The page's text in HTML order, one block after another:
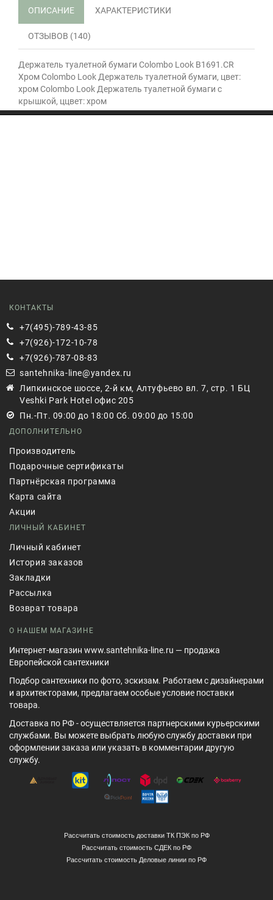
ОПИСАНИЕ ХАРАКТЕРИСТИКИ
ОТЗЫВОВ (140)
Держатель туалетной бумаги Colombo Look B1691.CR
Хром Colombo Look Держатель туалетной бумаги, цвет:
хром Colombo Look Держатель туалетной бумаги с
крышкой, ццвет: хром
КОНТАКТЫ
+7(495)-789-43-85
+7(926)-172-10-78
+7(926)-787-08-83
santehnika-line@yandex.ru
Липкинское шоссе, 2-й км, Алтуфьево вл. 7, стр. 1 БЦ
Veshki Park Hotel офис 205
Пн.-Пт. 09:00 до 18:00 Сб. 09:00 до 15:00
ДОПОЛНИТЕЛЬНО
Производитель
Подарочные сертификаты
Партнёрская программа
Карта сайта
Акции
ЛИЧНЫЙ КАБИНЕТ
Личный кабинет
История заказов
Закладки
Рассылка
Возврат товара
О НАШЕМ МАГАЗИНЕ
Интернет-магазин www.santehnika-line.ru — продажа
Европейской сантехники
Подбор сантехники по фото, эскизам. Работаем с дизайнерами
и архитекторами, предлагаем особые условие поставки
товара.
Доставка по РФ - осуществляется партнерскими курьерскими
службами. Вы можете выбрать любую службу доставки при
оформлении заказа или указать в комментарии другую
службу.
Рассчитать стоимость доставки ТК ПЭК по РФ
Рассчитать стоимость СДЕК по РФ
Рассчитать стоимость Деловые линии по РФ